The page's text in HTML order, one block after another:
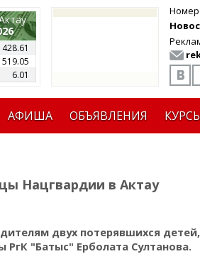
428.61
519.05
6.01
Номер
АФИША ОБЪЯВЛЕНИЯ
Нацгвардии в Актау
двух потерявшихся детей,
"Батыс" Ерболата Султанова.